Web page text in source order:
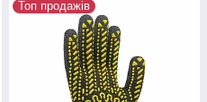
Топ продажів